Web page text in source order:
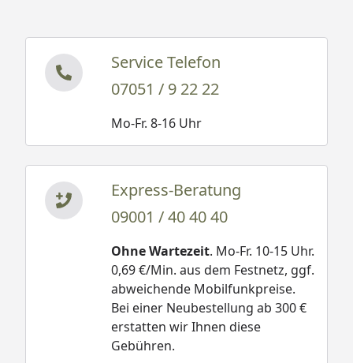
Service Telefon
07051 / 9 22 22
Mo-Fr. 8-16 Uhr
Express-Beratung
09001 / 40 40 40
Ohne Wartezeit. Mo-Fr. 10-15 Uhr.
0,69 €/Min. aus dem Festnetz, ggf.
abweichende Mobilfunkpreise.
Bei einer Neubestellung ab 300 €
erstatten wir Ihnen diese
Gebühren.